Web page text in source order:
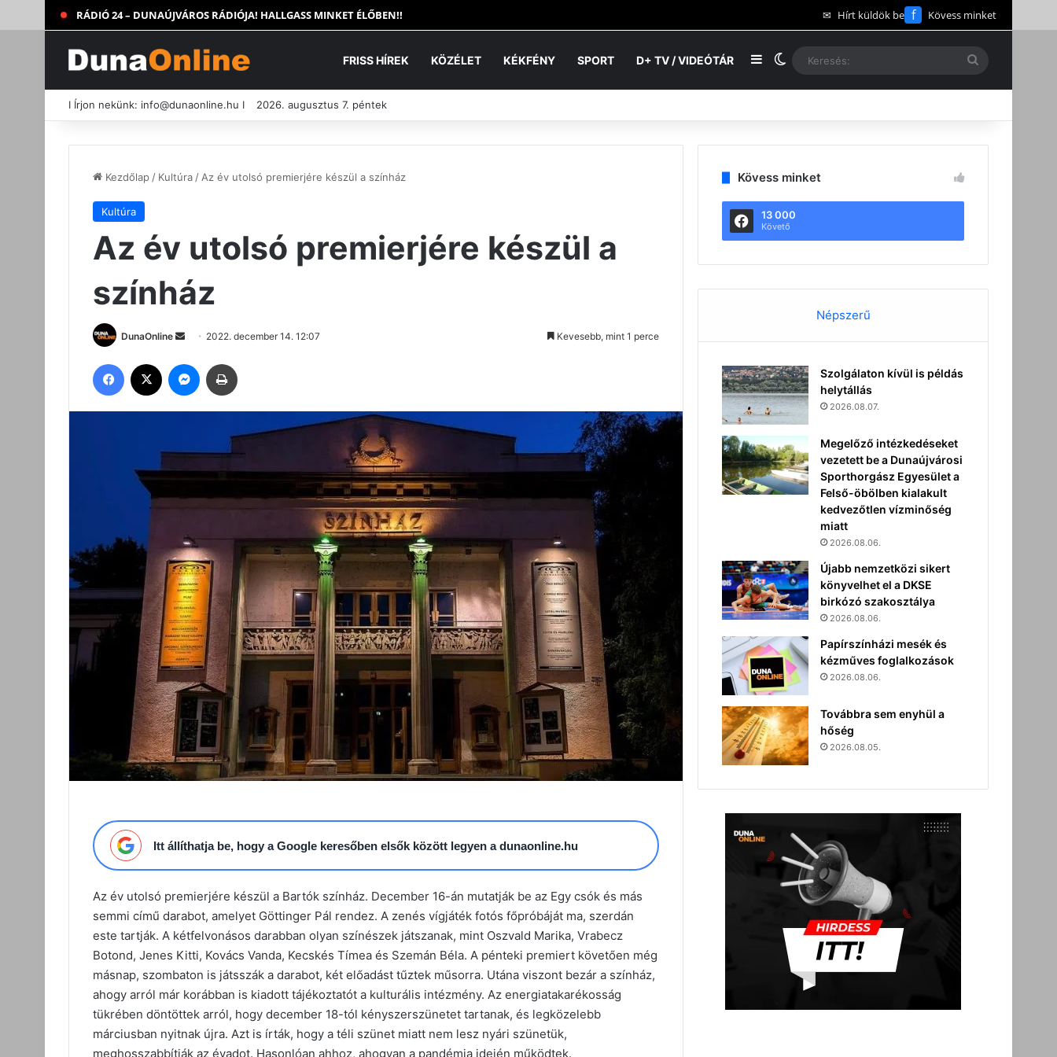
RÁDIÓ 24 – DUNAÚJVÁROS RÁDIÓJA! HALLGASS MINKET ÉLŐBEN!! ✉ Hírt küldök be f Kövess minket
FRISS HÍREK KÖZÉLET KÉKFÉNY SPORT D+ TV / VIDEÓTÁR OldalsávSwitch skin
I Írjon nekünk: info@dunaonline.hu I 2026. augusztus 7. péntek
Kezdőlap / Kultúra / Az év utolsó premierjére készül a színház
Kultúra
Az év utolsó premierjére készül a
színház
DunaOnline
Send
email
2022. december 14. 12:07 Kevesebb, mint 1 perce
Facebook Messenger
Itt állíthatja be, hogy a Google keresőben elsők között legyen a dunaonline.hu
Az év utolsó premierjére készül a Bartók színház. December 16-án mutatják be az Egy csók és más
semmi című darabot, amelyet Göttinger Pál rendez. A zenés vígjáték fotós főpróbáját ma, szerdán
este tartják. A kétfelvonásos darabban olyan színészek játszanak, mint Oszvald Marika, Vrabecz
Botond, Jenes Kitti, Kovács Vanda, Kecskés Tímea és Szemán Béla. A pénteki premiert követően még
másnap, szombaton is játsszák a darabot, két előadást tűztek műsorra. Utána viszont bezár a színház,
ahogy arról már korábban is kiadott tájékoztatót a kulturális intézmény. Az energiatakarékosság
tükrében döntöttek arról, hogy december 18-tól kényszerszünetet tartanak, és legközelebb
márciusban nyitnak újra. Azt is írták, hogy a téli szünet miatt nem lesz nyári szünetük,
meghosszabbítják az évadot. Hasonlóan ahhoz, ahogyan a pandémia idején működtek.
Kövess minket
13 000
Követő
Népszerű
Szolgálaton kívül is példás
helytállás
2026.08.07.
Megelőző intézkedéseket
vezetett be a Dunaújvárosi
Sporthorgász Egyesület a
Felső-öbölben kialakult
kedvezőtlen vízminőség
miatt
2026.08.06.
Újabb nemzetközi sikert
könyvelhet el a DKSE
birkózó szakosztálya
2026.08.06.
Papírszínházi mesék és
kézműves foglalkozások
2026.08.06.
Továbbra sem enyhül a
hőség
2026.08.05.